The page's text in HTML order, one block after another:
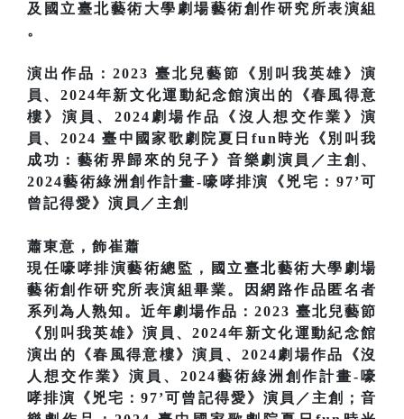
及國立臺北藝術大學劇場藝術創作研究所表演組
。
演出作品：2023 臺北兒藝節《別叫我英雄》演
員、2024年新文化運動紀念館演出的《春風得意
樓》演員、2024劇場作品《沒人想交作業》演
員、2024 臺中國家歌劇院夏日fun時光《別叫我
成功：藝術界歸來的兒子》音樂劇演員／主創、
2024藝術綠洲創作計畫-嚎哮排演《兇宅：97’可
曾記得愛》演員／主創
蕭東意，飾崔蕭
現任嚎哮排演藝術總監，國立臺北藝術大學劇場
藝術創作研究所表演組畢業。因網路作品匿名者
系列為人熟知。近年劇場作品：2023 臺北兒藝節
《別叫我英雄》演員、2024年新文化運動紀念館
演出的《春風得意樓》演員、2024劇場作品《沒
人想交作業》演員、2024藝術綠洲創作計畫-嚎
哮排演《兇宅：97’可曾記得愛》演員／主創；音